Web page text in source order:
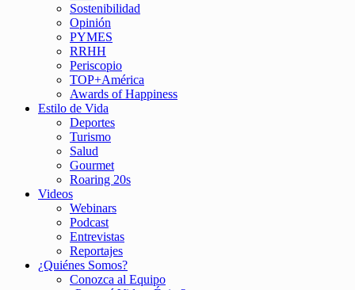
Sostenibilidad
Opinión
PYMES
RRHH
Periscopio
TOP+América
Awards of Happiness
Estilo de Vida
Deportes
Turismo
Salud
Gourmet
Roaring 20s
Videos
Webinars
Podcast
Entrevistas
Reportajes
¿Quiénes Somos?
Conozca al Equipo